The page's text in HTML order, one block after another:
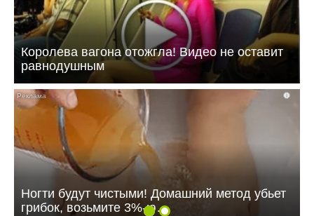
Королева вагона отожгла! Видео не оставит
равнодушным
i
Ногти будут чистыми! Домашний метод убьет
грибок, возьмите 3%-ю…